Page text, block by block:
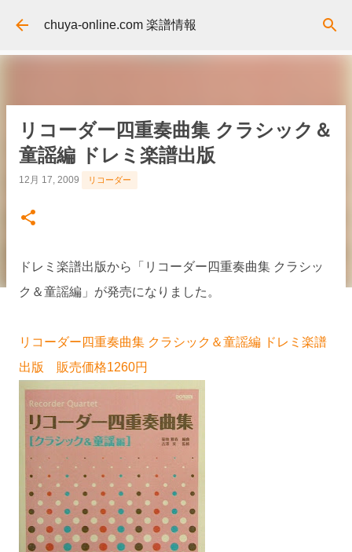
スキップしてメイン コンテンツに移動
chuya-online.com 楽譜情報
リコーダー四重奏曲集 クラシック＆
童謡編 ドレミ楽譜出版
12月 17, 2009 リコーダー
ドレミ楽譜出版から「リコーダー四重奏曲集 クラシッ
ク＆童謡編」が発売になりました。
リコーダー四重奏曲集 クラシック＆童謡編 ドレミ楽譜
出版 販売価格1260円